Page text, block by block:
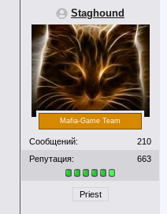
Staghound
Mafia-Game Team
Сообщений:
210
Репутация:
663
Priest